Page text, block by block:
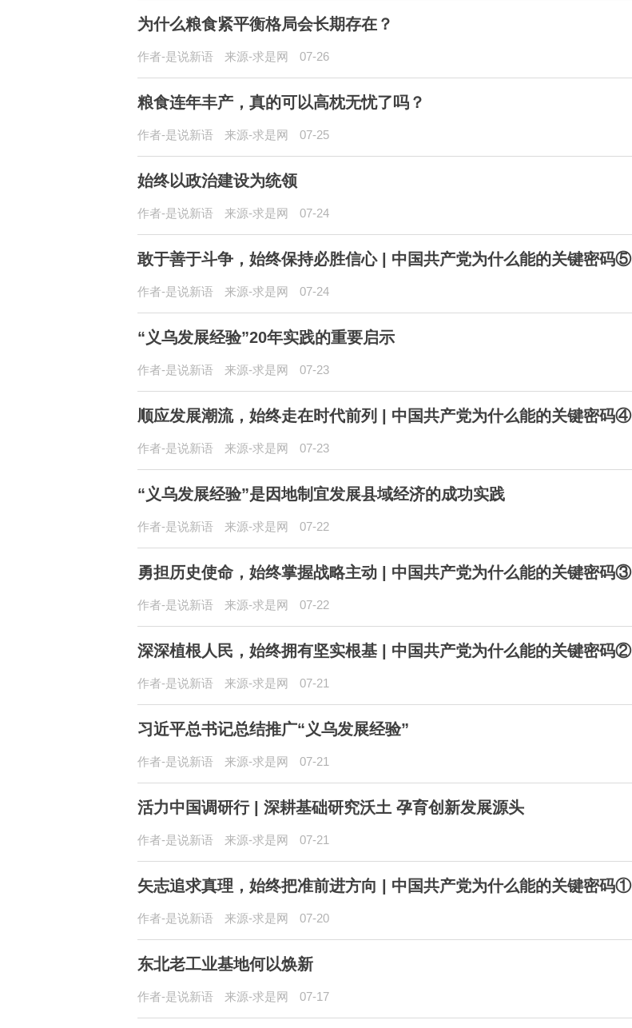
为什么粮食紧平衡格局会长期存在？
作者-是说新语 来源-求是网 07-26
粮食连年丰产，真的可以高枕无忧了吗？
作者-是说新语 来源-求是网 07-25
始终以政治建设为统领
作者-是说新语 来源-求是网 07-24
敢于善于斗争，始终保持必胜信心 | 中国共产党为什么能的关键密码⑤
作者-是说新语 来源-求是网 07-24
“义乌发展经验”20年实践的重要启示
作者-是说新语 来源-求是网 07-23
顺应发展潮流，始终走在时代前列 | 中国共产党为什么能的关键密码④
作者-是说新语 来源-求是网 07-23
“义乌发展经验”是因地制宜发展县域经济的成功实践
作者-是说新语 来源-求是网 07-22
勇担历史使命，始终掌握战略主动 | 中国共产党为什么能的关键密码③
作者-是说新语 来源-求是网 07-22
深深植根人民，始终拥有坚实根基 | 中国共产党为什么能的关键密码②
作者-是说新语 来源-求是网 07-21
习近平总书记总结推广“义乌发展经验”
作者-是说新语 来源-求是网 07-21
活力中国调研行 | 深耕基础研究沃土 孕育创新发展源头
作者-是说新语 来源-求是网 07-21
矢志追求真理，始终把准前进方向 | 中国共产党为什么能的关键密码①
作者-是说新语 来源-求是网 07-20
东北老工业基地何以焕新
作者-是说新语 来源-求是网 07-17